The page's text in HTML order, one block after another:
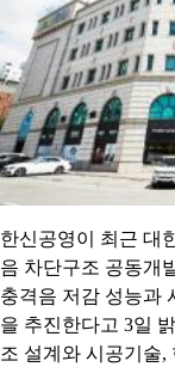
한신공영이 최근 대
음 차단구조 공동개
충격음 저감 성능과
을 추진한다고 3일
조 설계와 시공기술,